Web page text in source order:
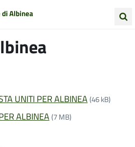
di Albinea
UNITI PER ALBINEA(46 kB)
ALBINEA(7 MB)